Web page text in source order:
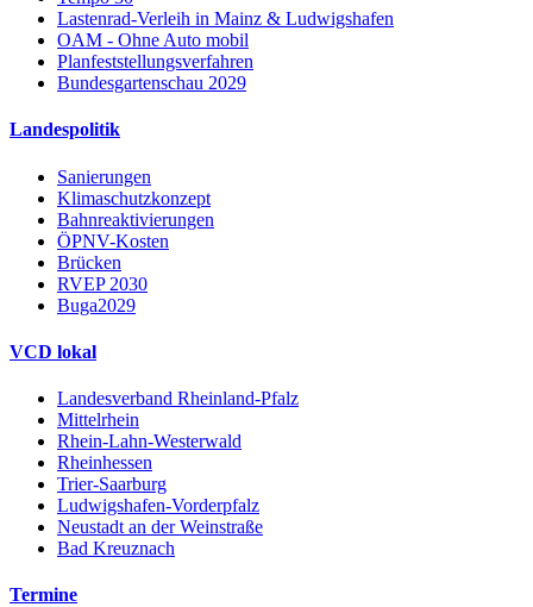
Lastenrad-Verleih in Mainz & Ludwigshafen
OAM - Ohne Auto mobil
Planfeststellungsverfahren
Bundesgartenschau 2029
Landespolitik
Sanierungen
Klimaschutzkonzept
Bahnreaktivierungen
ÖPNV-Kosten
Brücken
RVEP 2030
Buga2029
VCD lokal
Landesverband Rheinland-Pfalz
Mittelrhein
Rhein-Lahn-Westerwald
Rheinhessen
Trier-Saarburg
Ludwigshafen-Vorderpfalz
Neustadt an der Weinstraße
Bad Kreuznach
Termine